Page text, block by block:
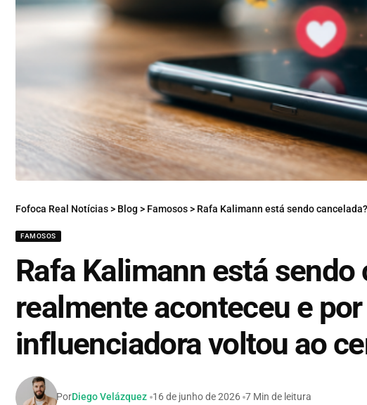
Fofoca Real Notícias> Blog > Famosos> Rafa Kalimann está sendo cancelada? O que
FAMOSOS
Rafa Kalimann está sendo
realmente aconteceu e
influenciadora voltou ao
PorDiego Velázquez 16 de junho de 2026 7 Min de leitura